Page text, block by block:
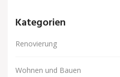
Kategorien
Renovierung
Wohnen und Bauen